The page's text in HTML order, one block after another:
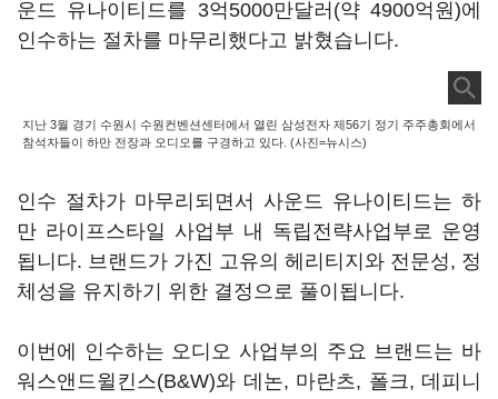
운드 유나이티드를 3억5000만달러(약 4900억원)에
인수하는 절차를 마무리했다고 밝혔습니다.
지난 3월 경기 수원시 수원컨벤션센터에서 열린 삼성전자 제56기 정기 주주총회에서
참석자들이 하만 전장과 오디오를 구경하고 있다. (사진=뉴시스)
인수 절차가 마무리되면서 사운드 유나이티드는 하
만 라이프스타일 사업부 내 독립전략사업부로 운영
됩니다. 브랜드가 가진 고유의 헤리티지와 전문성, 정
체성을 유지하기 위한 결정으로 풀이됩니다.
이번에 인수하는 오디오 사업부의 주요 브랜드는 바
워스앤드윌킨스(B&W)와 데논, 마란츠, 폴크, 데피니